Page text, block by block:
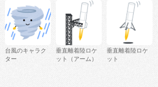
台風のキャラク
ター
垂直離着陸ロケ
ット（アーム）
垂直離着陸ロケ
ット